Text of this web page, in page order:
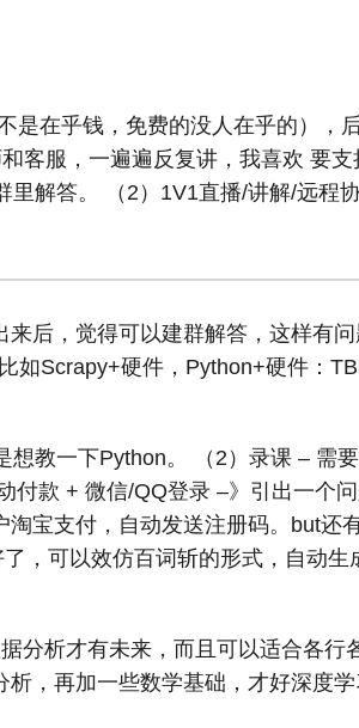
是在乎钱，免费的没人在乎的），
客服，一遍遍反复讲，我喜欢 要支
解答。 （2）1V1直播/讲解/远程
后，觉得可以建群解答，这样有
Scrapy+硬件，Python+硬件：
教一下Python。 （2）录课 – 需
付款 + 微信/QQ登录 –》引出一个
宝支付，自动发送注册码。but还
，可以效仿百词斩的形式，自动生
分析才有未来，而且可以适合各行
，再加一些数学基础，才好深度学